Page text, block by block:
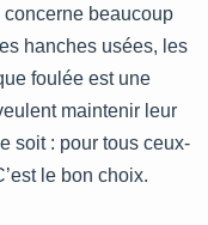
concerne beaucoup
hanches usées, les
foulée est une
maintenir leur
soit : pour tous ceux-
le bon choix.